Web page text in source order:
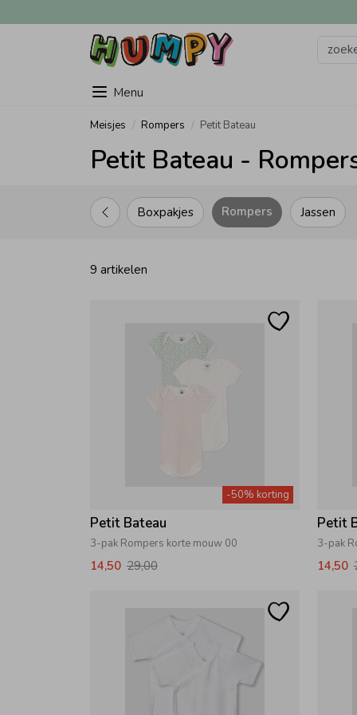
Menu
Meisjes Rompers Petit Bateau
Petit Bateau -
Jassen
Boxpakjes Rompers
9 artikelen
-50% korting
Petit Bateau
3-pak Rompers korte mouw 00
14,50 29,00
Petit
3-pak
14,50